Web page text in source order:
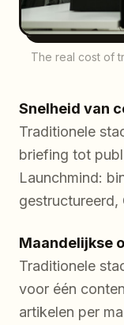
The real cost of
Snelheid van
Traditionele
briefing tot
Launchmind:
gestructureerd,
Maandelijkse
Traditionele
voor één
artikelen per